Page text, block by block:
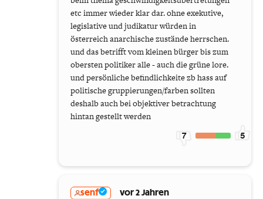
etc immer wieder klar dar. ohne exekutive,
legislative und judikatur würden in
österreich anarchische zustände herrschen.
und das betrifft vom kleinen bürger bis zum
obersten politiker alle - auch die grüne lore.
und persönliche befindlichkeite zb hass auf
politische gruppierungen/farben sollten
deshalb auch bei objektiver betrachtung
hintan gestellt werden
7 5
senf vor 2 Jahren